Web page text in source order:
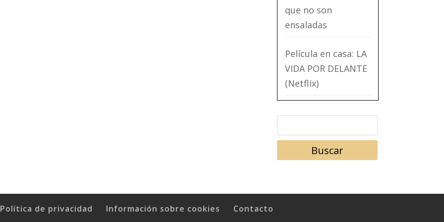
que no son
ensaladas
Película en casa: LA
VIDA POR DELANTE
(Netflix)
Política de privacidad Información sobre cookies Contacto